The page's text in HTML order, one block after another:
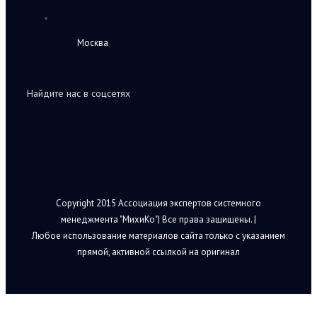
Москва
Найдите нас в соцсетях
Copyright 2015 Ассоциация экспертов системного
менеджмента "МихиКо"| Все права защищены. |
Любое использование материалов сайта только с указанием
прямой, активной ссылкой на оригинал